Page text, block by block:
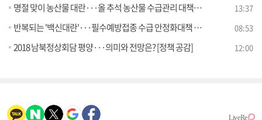
명절 맞이 농산물 대란···올 추석 농산물 수급관리 대책은? [라이브 이슈] 13:37
반복되는 '백신대란'···필수예방접종 수급 안정화대책 발표! [e 브리핑] 08:53
2018 남북정상회담 평양···의미와 전망은? [정책 공감] 12:00